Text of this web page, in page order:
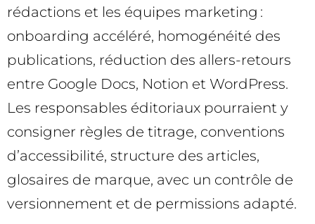
rédactions et les équipes marketing :
onboarding accéléré, homogénéité des
publications, réduction des allers-retours
entre Google Docs, Notion et WordPress.
Les responsables éditoriaux pourraient y
consigner règles de titrage, conventions
d’accessibilité, structure des articles,
glosaires de marque, avec un contrôle de
versionnement et de permissions adapté.